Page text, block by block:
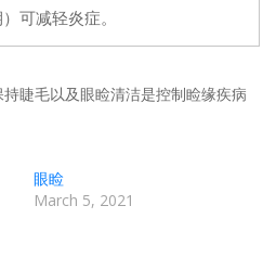
可减轻炎症。
睫毛以及眼睑清洁是控制睑缘疾病
眼睑
March 5, 2021